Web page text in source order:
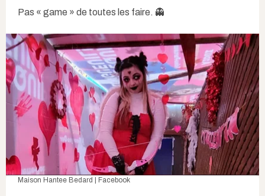
Pas « game » de toutes les faire. 👻
Maison Hantee Bedard | Facebook